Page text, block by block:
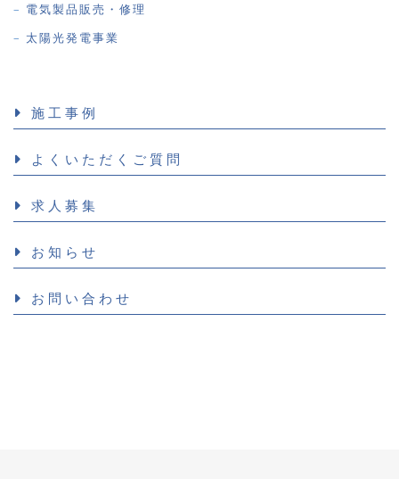
電気製品販売・修理
太陽光発電事業
施工事例
よくいただくご質問
求人募集
お知らせ
お問い合わせ